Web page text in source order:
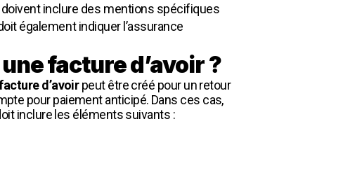
inclure des mentions spécifiques
également indiquer l’assurance
facture d’avoir ?
d’avoirpeut être créé pour un retour
pour paiement anticipé. Dans ces cas,
inclure les éléments suivants :